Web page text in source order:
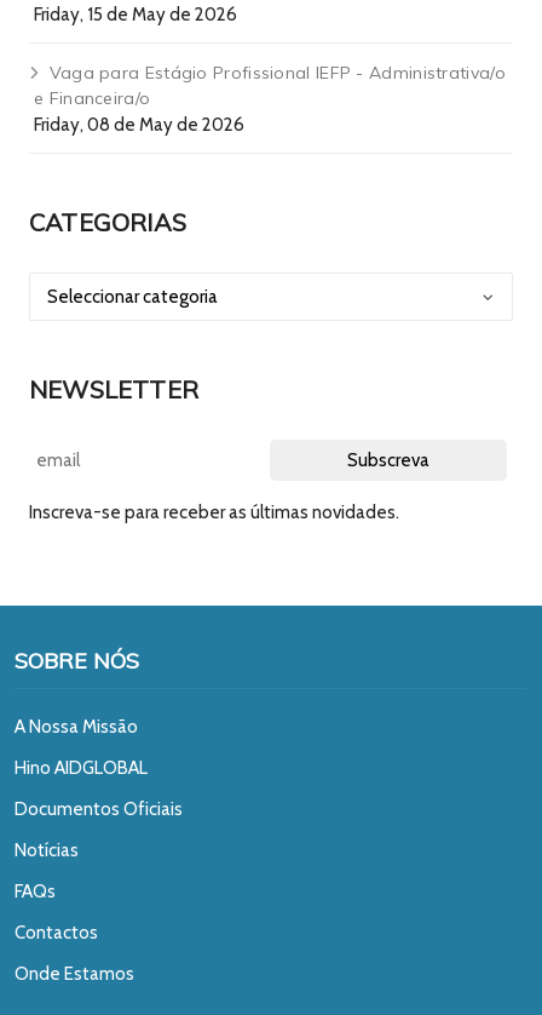
Friday, 15 de May de 2026
Vaga para Estágio Profissional IEFP - Administrativa/o
e Financeira/o
Friday, 08 de May de 2026
CATEGORIAS
NEWSLETTER
Inscreva-se para receber as últimas novidades.
SOBRE NÓS
A Nossa Missão
Hino AIDGLOBAL
Documentos Oficiais
Notícias
FAQs
Contactos
Onde Estamos